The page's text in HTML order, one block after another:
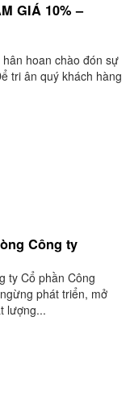
GIÁ 10% –
hoan chào đón sự
tri ân quý khách hàng
Công ty
ty Cổ phần Công
phát triển, mở
lượng...